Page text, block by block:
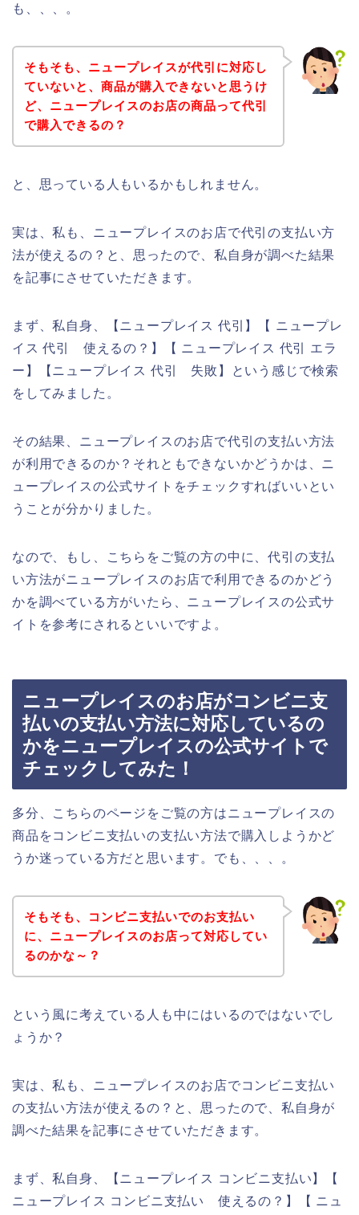
も、、、。
そもそも、ニュープレイスが代引に対応し
ていないと、商品が購入できないと思うけ
ど、ニュープレイスのお店の商品って代引
で購入できるの？
と、思っている人もいるかもしれません。
実は、私も、ニュープレイスのお店で代引の支払い方
法が使えるの？と、思ったので、私自身が調べた結果
を記事にさせていただきます。
まず、私自身、【ニュープレイス 代引】【 ニュープレ
イス 代引 使えるの？】【 ニュープレイス 代引 エラ
ー】【ニュープレイス 代引 失敗】という感じで検索
をしてみました。
その結果、ニュープレイスのお店で代引の支払い方法
が利用できるのか？それともできないかどうかは、ニ
ュープレイスの公式サイトをチェックすればいいとい
うことが分かりました。
なので、もし、こちらをご覧の方の中に、代引の支払
い方法がニュープレイスのお店で利用できるのかどう
かを調べている方がいたら、ニュープレイスの公式サ
イトを参考にされるといいですよ。
ニュープレイスのお店がコンビニ支
払いの支払い方法に対応しているの
かをニュープレイスの公式サイトで
チェックしてみた！
多分、こちらのページをご覧の方はニュープレイスの
商品をコンビニ支払いの支払い方法で購入しようかど
うか迷っている方だと思います。でも、、、。
そもそも、コンビニ支払いでのお支払い
に、ニュープレイスのお店って対応してい
るのかな～？
という風に考えている人も中にはいるのではないでし
ょうか？
実は、私も、ニュープレイスのお店でコンビニ支払い
の支払い方法が使えるの？と、思ったので、私自身が
調べた結果を記事にさせていただきます。
まず、私自身、【ニュープレイス コンビニ支払い】【
ニュープレイス コンビニ支払い 使えるの？】【 ニュ